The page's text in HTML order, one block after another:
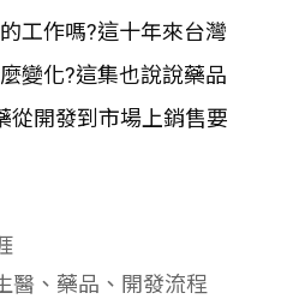
工作嗎?這十年來台灣
變化?這集也說說藥品
從開發到市場上銷售要
醫 、 藥品 、 開發流程